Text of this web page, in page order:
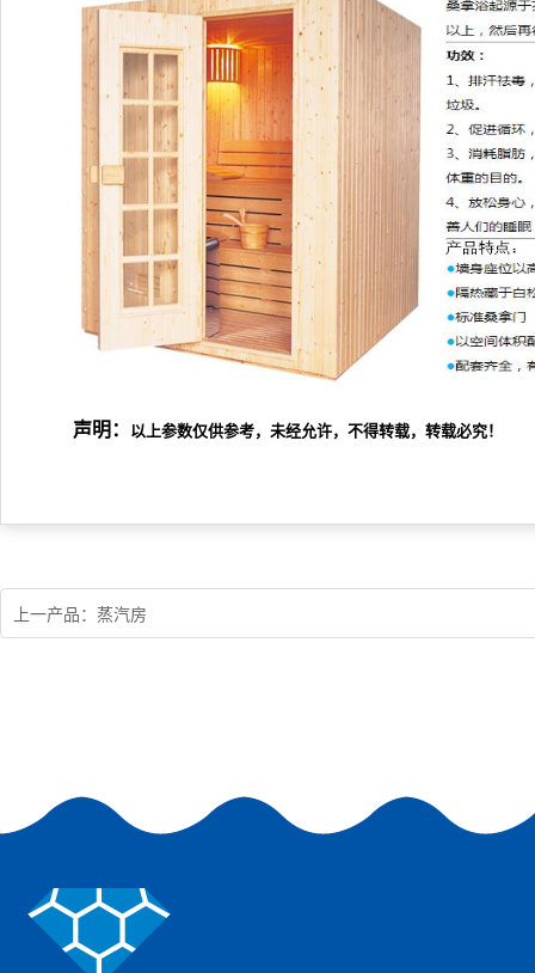
声明： 以上参数仅供参考，未经允许，不得转载，转载必究！
上一产品：蒸汽房